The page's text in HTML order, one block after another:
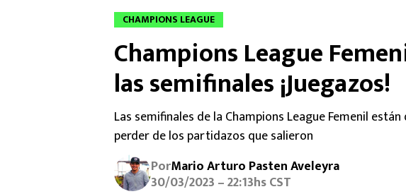
Chivas de Guadalajara
Liga MX Femenil
Las Noticias
Selección Mexicana
Champions League
Europa League
Real Madrid
Barcelona
Memo Ochoa
Chino Huerta
Edson Álvarez
Santiago Giménez
Rodrigo Huescas
CHAMPIONS LEAGUE
Champions League
las semifinales ¡Juegazos!
Las semifinales de la Champions League Femenil
perder de los partidazos que salieron
PorMario Arturo Pasten Aveleyra
30/03/2023 – 22:13hs CST